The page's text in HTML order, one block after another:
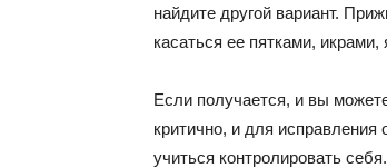
найдите другой вариант.
касаться ее пятками,
Если получается, и вы
критично, и для исправления
учиться контролировать себя.